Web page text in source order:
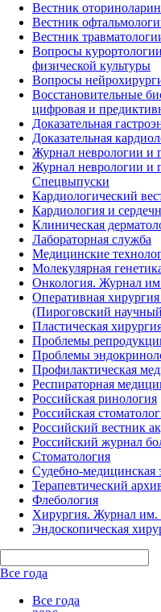
Вестник
Вестник
Вестник
Вопросы
физической культуры
Вопросы
Восстановительные
цифровая и
Доказательная
Доказательная
Журнал неврологии и
Журнал неврологии и
Спецвыпуски
Кардиологический
Кардиология и
Клиническая
Лабораторная служба
Медицинские
Молекулярная
Онкология. Журнал
Оперативная
(Пироговский
Пластическая
Проблемы
Проблемы
Профилактическая
Респираторная
Российская ринология
Российская
Российский вестник
Российский журнал
Стоматология
Судебно-медицинская
Терапевтический
Флебология
Хирургия. Журнал
Эндоскопическая
Все года
Все года